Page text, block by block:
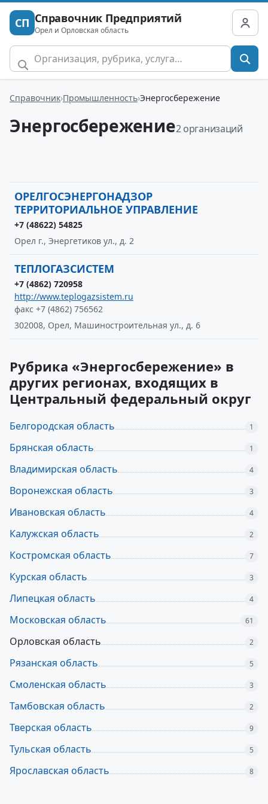
СП Справочник Предприятий
Орел и Орловская область
Справочник Промышленность Энергосбережение
Энергосбережение2 организаций
ОРЕЛГОСЭНЕРГОНАДЗОР
ТЕРРИТОРИАЛЬНОЕ УПРАВЛЕНИЕ
+7 (48622) 54825
Орел г., Энергетиков ул., д. 2
ТЕПЛОГАЗСИСТЕМ
+7 (4862) 720958
http://www.teplogazsistem.ru
факс +7 (4862) 756562
302008, Орел, Машиностроительная ул., д. 6
Рубрика «Энергосбережение» в
других регионах, входящих в
Центральный федеральный округ
Белгородская область 1
Брянская область 1
Владимирская область 4
Воронежская область 3
Ивановская область 4
Калужская область 2
Костромская область 7
Курская область 3
Липецкая область 4
Московская область 61
Орловская область 2
Рязанская область 5
Смоленская область 3
Тамбовская область 2
Тверская область 9
Тульская область 5
Ярославская область 8